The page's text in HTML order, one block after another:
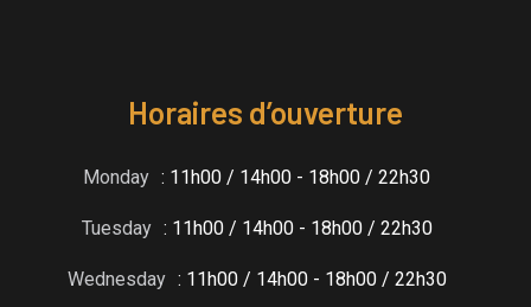
Horaires d’ouverture
Monday : 11h00 / 14h00 - 18h00 / 22h30
Tuesday : 11h00 / 14h00 - 18h00 / 22h30
Wednesday : 11h00 / 14h00 - 18h00 / 22h30